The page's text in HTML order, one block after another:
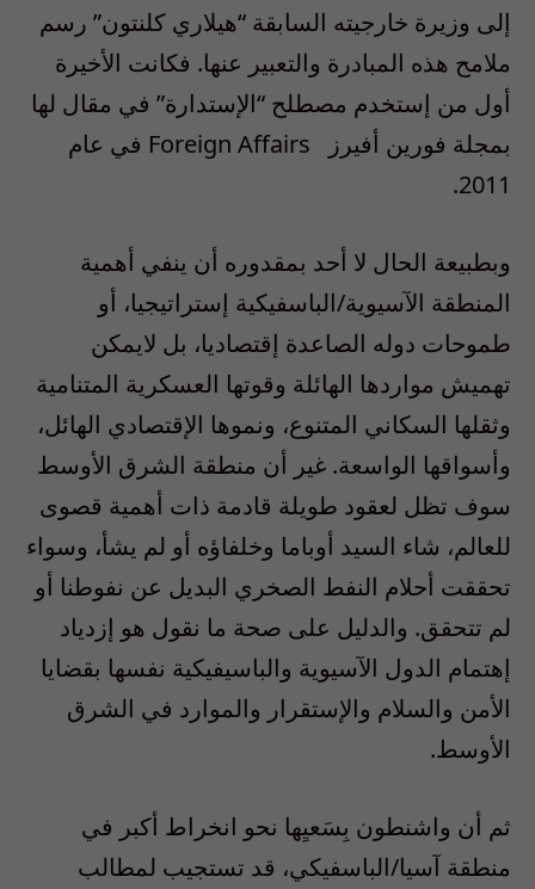
إلى وزيرة خارجيته السابقة “هيلاري كلنتون” رسم
ملامح هذه المبادرة والتعبير عنها. فكانت الأخيرة
أول من إستخدم مصطلح “الإستدارة” في مقال لها
بمجلة فورين أفيرز
Foreign Affairs في عام
2011.
وبطبيعة الحال لا أحد بمقدوره أن ينفي أهمية
المنطقة الآسيوية/الباسفيكية إستراتيجيا، أو
طموحات دوله الصاعدة إقتصاديا، بل لايمكن
تهميش مواردها الهائلة وقوتها العسكرية المتنامية
وثقلها السكاني المتنوع، ونموها الإقتصادي الهائل،
وأسواقها الواسعة. غير أن منطقة الشرق الأوسط
سوف تظل لعقود طويلة قادمة ذات أهمية قصوى
للعالم، شاء السيد أوباما وخلفاؤه أو لم يشأ، وسواء
تحققت أحلام النفط الصخري البديل عن نفوطنا أو
لم تتحقق. والدليل على صحة ما نقول هو إزدياد
إهتمام الدول الآسيوية والباسيفيكية نفسها بقضايا
الأمن والسلام والإستقرار والموارد في الشرق
الأوسط.
ثم أن واشنطون بِسَعيِها نحو انخراط أكبر في
منطقة آسيا/الباسفيكي، قد تستجيب لمطالب